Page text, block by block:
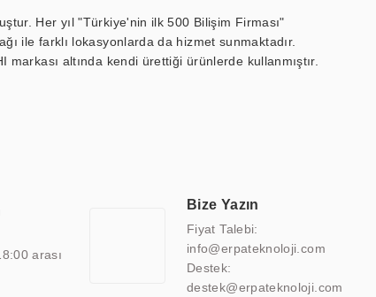
Her yıl "Türkiye'nin ilk 500 Bilişim Firması"
ile farklı lokasyonlarda da hizmet sunmaktadır.
altında kendi ürettiği ürünlerde kullanmıştır.
hareket etmektedir. Kaliteli ekipmanı, uzman kadroları,
arası
Bize Yazın
Fiyat Talebi:
info@erpateknoloji.com
Destek:
destek@erpateknoloji.com